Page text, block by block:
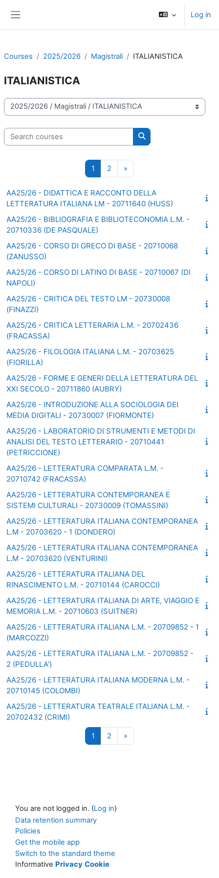
Log in
Courses 2025/2026 Magistrali ITALIANISTICA
ITALIANISTICA
Course categories
Search courses
Search courses
1 Page 1
2 Page 2
»
AA25/26 - DIDATTICA E RACCONTO DELLA
LETTERATURA ITALIANA LM - 20711640 (HUSS)
AA25/26 - BIBLIOGRAFIA E BIBLIOTECONOMIA L.M. -
20710336 (DE PASQUALE)
AA25/26 - CORSO DI GRECO DI BASE - 20710068
(ZANUSSO)
AA25/26 - CORSO DI LATINO DI BASE - 20710067 (DI
NAPOLI)
AA25/26 - CRITICA DEL TESTO LM - 20730008
(FINAZZI)
AA25/26 - CRITICA LETTERARIA L.M. - 20702436
(FRACASSA)
AA25/26 - FILOLOGIA ITALIANA L.M. - 20703625
(FIORILLA)
AA25/26 - FORME E GENERI DELLA LETTERATURA DEL
XXI SECOLO - 20711860 (AUBRY)
AA25/26 - INTRODUZIONE ALLA SOCIOLOGIA DEI
MEDIA DIGITALI - 20730007 (FIORMONTE)
AA25/26 - LABORATORIO DI STRUMENTI E METODI DI
ANALISI DEL TESTO LETTERARIO - 20710441
(PETRICCIONE)
AA25/26 - LETTERATURA COMPARATA L.M. -
20710742 (FRACASSA)
AA25/26 - LETTERATURA CONTEMPORANEA E
SISTEMI CULTURALI - 20730009 (TOMASSINI)
AA25/26 - LETTERATURA ITALIANA CONTEMPORANEA
L.M - 20703620 - 1 (DONDERO)
AA25/26 - LETTERATURA ITALIANA CONTEMPORANEA
L.M - 20703620 (VENTURINI)
AA25/26 - LETTERATURA ITALIANA DEL
RINASCIMENTO L.M. - 20710144 (CAROCCI)
AA25/26 - LETTERATURA ITALIANA DI ARTE, VIAGGIO E
MEMORIA L.M. - 20710603 (SUITNER)
AA25/26 - LETTERATURA ITALIANA L.M. - 20709852 - 1
(MARCOZZI)
AA25/26 - LETTERATURA ITALIANA L.M. - 20709852 -
2 (PEDULLA')
AA25/26 - LETTERATURA ITALIANA MODERNA L.M. -
20710145 (COLOMBI)
AA25/26 - LETTERATURA TEATRALE ITALIANA L.M. -
20702432 (CRIMI)
1 Page 1
2 Page 2
»
You are not logged in. (Log in)
Data retention summary
Policies
Get the mobile app
Switch to the standard theme
Informative Privacy Cookie